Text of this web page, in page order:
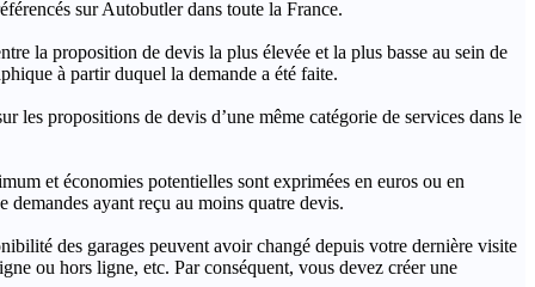
sur Autobutler dans toute la France.
la proposition de devis la plus élevée et la plus basse au sein de
à partir duquel la demande a été faite.
propositions de devis d’une même catégorie de services dans le
et économies potentielles sont exprimées en euros ou en
ayant reçu au moins quatre devis.
des garages peuvent avoir changé depuis votre dernière visite
ou hors ligne, etc. Par conséquent, vous devez créer une